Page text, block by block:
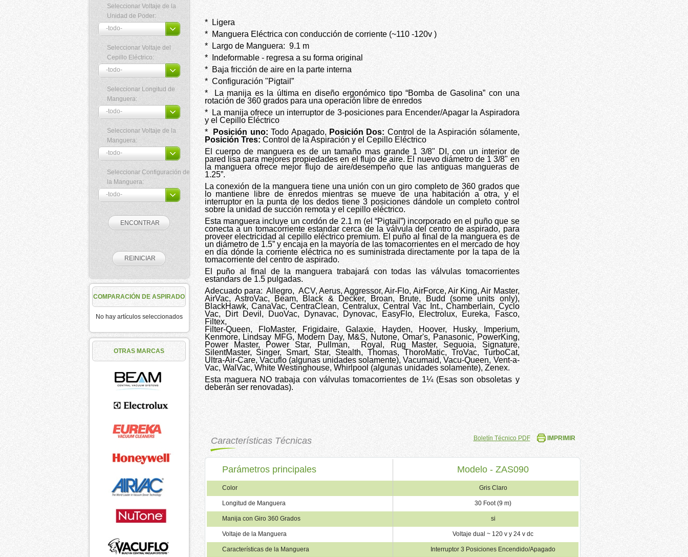
Seleccionar Voltaje de la
Unidad de Poder:
Seleccionar Voltaje del
Cepillo Eléctrico:
Seleccionar Longitud de
Manguera:
Seleccionar Voltaje de la
Manguera:
Seleccionar Configuración de
la Manguera:
COMPARACIÓN DE ASPIRADO
No hay artículos seleccionados
OTRAS MARCAS
*
Ligera
*
Manguera Eléctrica con conducción de corriente (~110 -120v )
*
Largo de Manguera: 9.1 m
*
Indeformable - regresa a su forma original
*
Baja fricción de aire en la parte interna
* Configuración "Pigtail”
*
La manija es la última en diseño ergonómico tipo “Bomba de Gasolina” con una
rotación de 360 grados para una operación libre de enredos
*
La manija ofrece un interruptor de 3-posiciones para Encender/Apagar la Aspiradora
y el Cepillo Eléctrico
*
Posición uno:Todo Apagado, Posición Dos: Control de la Aspiración sólamente,
Posición Tres: Control de la Aspiración y el Cepillo Eléctrico
El cuerpo de manguera es de un tamaño mas grande 1 3/8" DI, con un interior de
pared lisa para mejores propiedades en el flujo de aire. El nuevo diámetro de 1 3/8" en
la manguera ofrece mejor flujo de aire/desempeño que las antiguas mangueras de
1.25”.
La conexión de la manguera tiene una unión con un giro completo de 360 grados que
lo mantiene libre de enredos mientras se mueve de una habitación a otra, y el
interruptor en la punta de los dedos tiene 3 posiciones dándole un completo control
sobre la unidad de succión remota y el cepillo eléctrico.
Esta manguera incluye un cordón de 2.1 m (el “Pigtail”) incorporado en el puño que se
conecta a un tomacorriente estandar cerca de la válvula del centro de aspirado, para
proveer electricidad al cepillo eléctrico premium. El puño al final de la manguera es de
un diámetro de 1.5” y encaja en la mayoría de las tomacorrientes en el mercado de hoy
en día dónde la corriente eléctrica no es suministrada directamente por la tapa de la
tomacorriente del centro de aspirado.
El puño al final de la manguera trabajará con todas las válvulas tomacorrientes
estandars de 1.5 pulgadas.
Adecuado para: Allegro, ACV, Aerus, Aggressor, Air-Flo, AirForce, Air King, Air Master,
AirVac, AstroVac, Beam, Black & Decker, Broan, Brute, Budd (some units only),
BlackHawk, CanaVac, CentraClean, Centralux, Central Vac Int., Chamberlain, Cyclo
Vac, Dirt Devil, DuoVac, Dynavac, Dynovac, EasyFlo, Electrolux, Eureka, Fasco,
Filtex,
Filter-Queen, FloMaster, Frigidaire, Galaxie, Hayden, Hoover, Husky, Imperium,
Kenmore, Lindsay MFG, Modern Day, M&S, Nutone, Omar's, Panasonic, PowerKing,
Power Master, Power Star, Pullman,
Royal, Rug Master, Sequoia, Signature,
SilentMaster, Singer, Smart, Star, Stealth, Thomas, ThoroMatic, TroVac, TurboCat,
Ultra-Air-Care, Vacuflo (algunas unidades solamente), Vacumaid, Vacu-Queen, Vent-a-
Vac, WalVac, White Westinghouse, Whirlpool (algunas unidades solamente), Zenex.
Esta maguera NO trabaja con válvulas tomacorrientes de 1¼ (Esas son obsoletas y
deberán ser renovadas).
Características Técnicas Boletín Técnico PDF IMPRIMIR
Parámetros principales Modelo - ZAS090
Color Gris Claro
Longitud de Manguera 30 Foot (9 m)
Manija con Giro 360 Grados si
Voltaje de la Manguera Voltaje dual ~ 120 v y 24 v dc
Características de la Manguera Interruptor 3 Posiciones Encendido/Apagado